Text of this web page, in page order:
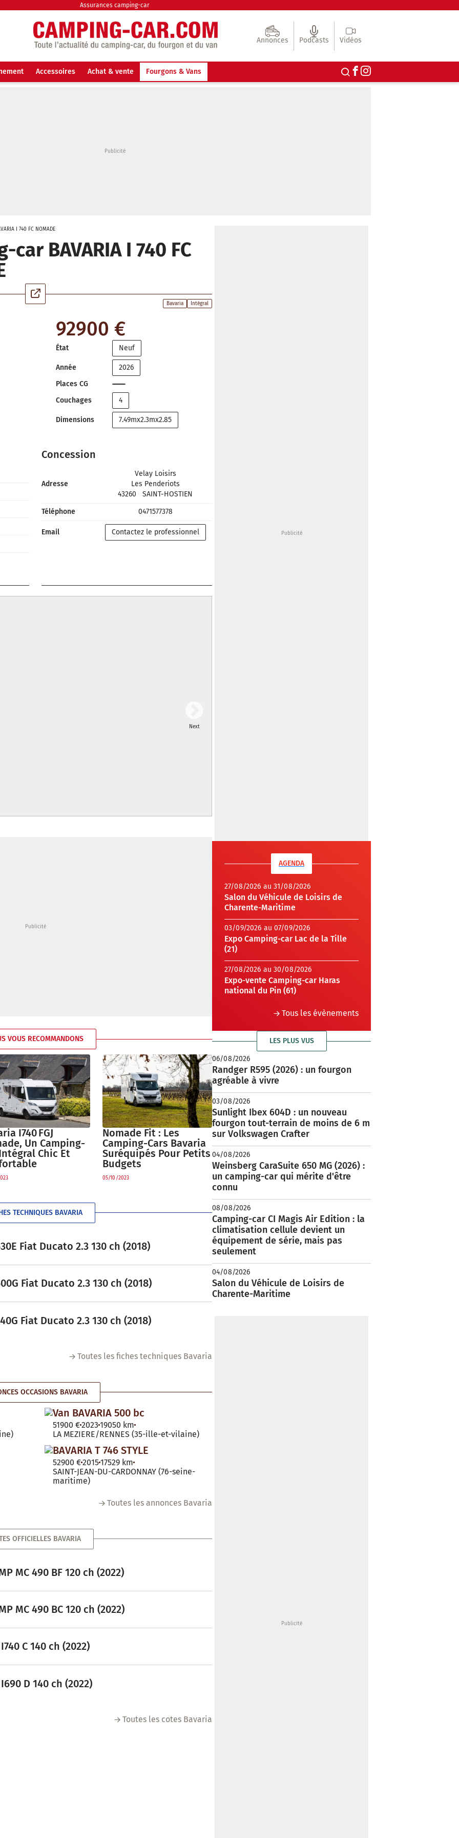
Assurances camping-car
Annonces Podcasts Vidéos
Accessoires Achat & vente Fourgons & Vans
I 740 FC NOMADE
car BAVARIA I 740 FC
Bavaria Intégral
92900 €
État Neuf
Année
2026
Places CG
Couchages
4
Dimensions 7.49mx2.3mx2.85
Concession
Adresse
Velay Loisirs
Les Penderiots
43260
SAINT-HOSTIEN
Téléphone
0471577378
Email Contactez le professionnel
Next
VOUS RECOMMANDONS
I740 FGJ
Un Camping-
Chic Et
Nomade Fit : Les
Camping-Cars Bavaria
Suréquipés Pour Petits
Budgets
05/10/2023
TECHNIQUES BAVARIA
Fiat Ducato 2.3 130 ch (2018)
Fiat Ducato 2.3 130 ch (2018)
Fiat Ducato 2.3 130 ch (2018)
Toutes les fiches techniques Bavaria
OCCASIONS BAVARIA
Van BAVARIA 500 bc
51900 €2023 19050 km
LA MEZIERE/RENNES (35-ille-et-vilaine)
BAVARIA T 746 STYLE
52900 €201517529 km
SAINT-JEAN-DU-CARDONNAY (76-seine-
maritime)
Toutes les annonces Bavaria
OFFICIELLES BAVARIA
MC 490 BF 120 ch (2022)
MC 490 BC 120 ch (2022)
C 140 ch (2022)
D 140 ch (2022)
Toutes les cotes Bavaria
AGENDA
27/08/2026 au 31/08/2026
Salon du Véhicule de Loisirs de
Charente-Maritime
03/09/2026 au 07/09/2026
Expo Camping-car Lac de la Tille
(21)
27/08/2026 au 30/08/2026
Expo-vente Camping-car Haras
national du Pin (61)
Tous les évènements
LES PLUS VUS
06/08/2026
Randger R595 (2026) : un fourgon
agréable à vivre
03/08/2026
Sunlight Ibex 604D : un nouveau
fourgon tout-terrain de moins de 6 m
sur Volkswagen Crafter
04/08/2026
Weinsberg CaraSuite 650 MG (2026) :
un camping-car qui mérite d'être
connu
08/08/2026
Camping-car CI Magis Air Edition : la
climatisation cellule devient un
équipement de série, mais pas
seulement
04/08/2026
Salon du Véhicule de Loisirs de
Charente-Maritime